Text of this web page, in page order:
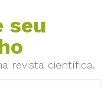
seu
revista científica.